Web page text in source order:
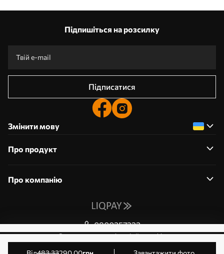
Підпишіться на розсилку
Підписатися
Змінити мову
Про продукт
Про компанію
0800357223
Редагування дозволів на файли cookie
© 2011-2026 Art-holst. Усі права захищені. Власник: